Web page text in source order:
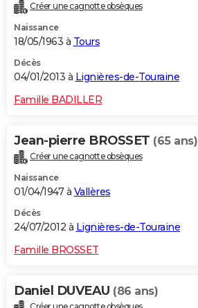
Créer une cagnotte obsèques
Naissance
18/05/1963 à Tours
Décès
04/01/2013 à Lignières-de-Touraine
Famille BADILLER
Jean-pierre BROSSET (65 ans)
Créer une cagnotte obsèques
Naissance
01/04/1947 à Vallères
Décès
24/07/2012 à Lignières-de-Touraine
Famille BROSSET
Daniel DUVEAU (86 ans)